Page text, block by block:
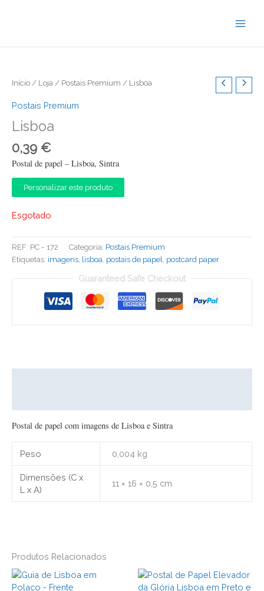
Início / Loja / Postais Premium / Lisboa
Postais Premium
Lisboa
0,39 €
Postal de papel – Lisboa, Sintra
Personalizar este produto
Esgotado
REF: PC - 172 Categoria: Postais Premium
Etiquetas: imagens, lisboa, postais de papel, postcard paper
Guaranteed Safe Checkout
Postal de papel com imagens de Lisboa e Sintra
Peso 0,004 kg
Dimensões (C x
L x A)
11 × 16 × 0,5 cm
Produtos Relacionados